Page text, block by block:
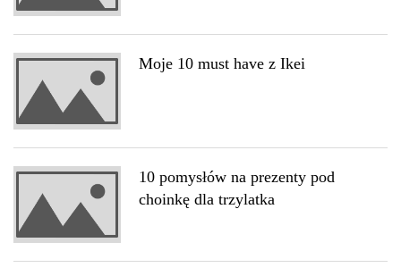
Moje 10 must have z Ikei
10 pomysłów na prezenty pod
choinkę dla trzylatka